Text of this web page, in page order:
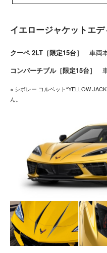
イエロージャケットエ
クーペ 2LT［限定15台］
車両
コンバーチブル［限定15台］
※ シボレー コルベット“YELLOW
ん。